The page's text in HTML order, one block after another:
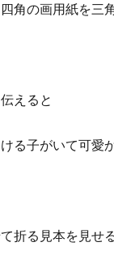
角の画用紙を三
えると
る子がいて可愛
折る見本を見せる